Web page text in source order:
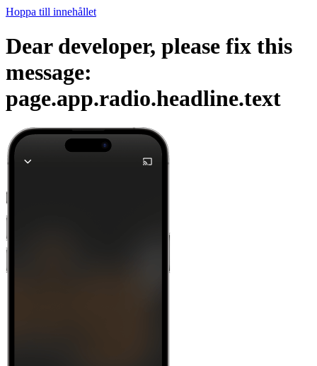
Hoppa till innehållet
Dear developer, please fix this
message:
page.app.radio.headline.text